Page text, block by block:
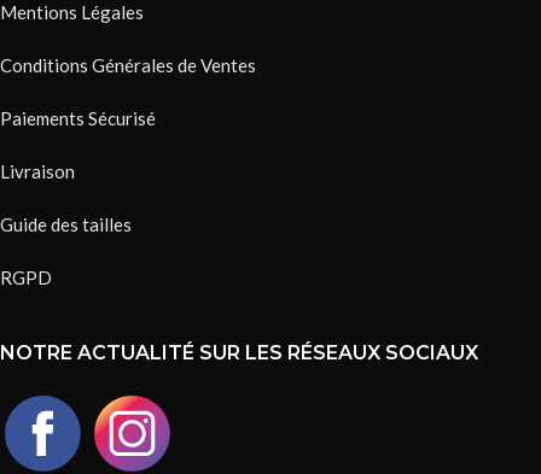
Mentions Légales
Conditions Générales de Ventes
Paiements Sécurisé
Livraison
Guide des tailles
RGPD
NOTRE ACTUALITÉ SUR LES RÉSEAUX SOCIAUX